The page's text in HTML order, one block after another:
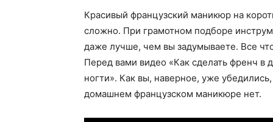
Красивый французский маникюр на
сложно. При грамотном подборе
даже лучше, чем вы задумываете. Все
Перед вами видео «Как сделать френч в
ногти». Как вы, наверное, уже
домашнем французском маникюре нет.